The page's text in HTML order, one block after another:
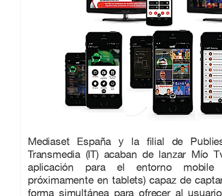
Mediaset España y la filial de
Transmedia (IT) acaban de lanzar Mío
aplicación para el entorno mobile
próximamente en tablets) capaz de
forma simultánea para ofrecer al